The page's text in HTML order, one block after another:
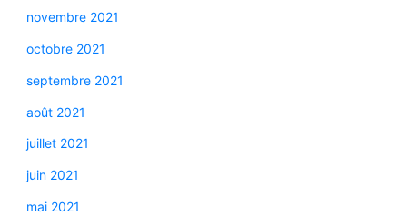
novembre 2021
octobre 2021
septembre 2021
août 2021
juillet 2021
juin 2021
mai 2021